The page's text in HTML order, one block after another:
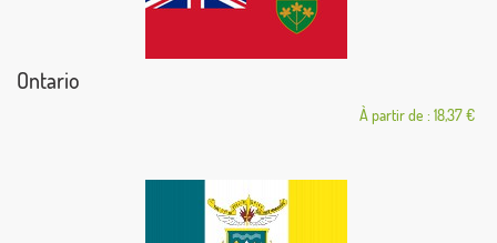
Ontario
À partir de : 18,37 €